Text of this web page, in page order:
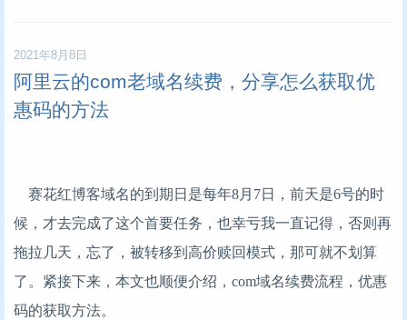
2021年8月8日
阿里云的com老域名续费，分享怎么获取优
惠码的方法
赛花红博客域名的到期日是每年8月7日，前天是6号的时
候，才去完成了这个首要任务，也幸亏我一直记得，否则再
拖拉几天，忘了，被转移到高价赎回模式，那可就不划算
了。紧接下来，本文也顺便介绍，com域名续费流程，优惠
码的获取方法。